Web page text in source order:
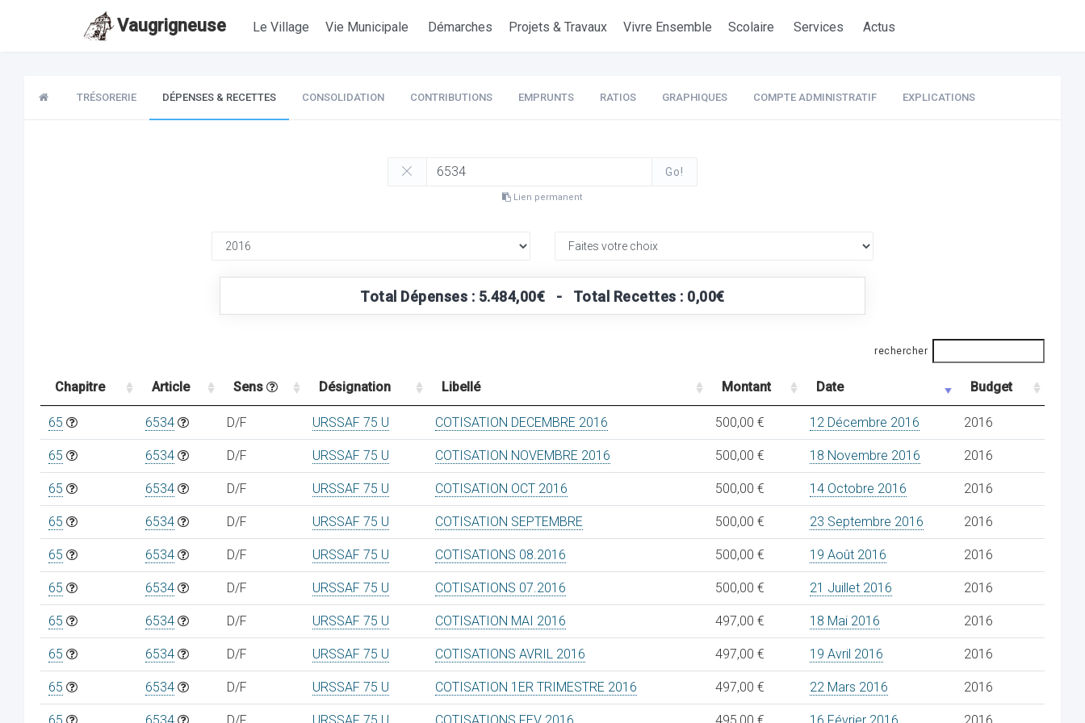
Vaugrigneuse Le Village Vie Municipale Démarches Projets & Travaux Vivre Ensemble Scolaire Services Actus
TRÉSORERIE DÉPENSES & RECETTES CONSOLIDATION CONTRIBUTIONS EMPRUNTS RATIOS GRAPHIQUES COMPTE ADMINISTRATIF EXPLICATIONS
Go!
Lien permanent
Total Dépenses : 5.484,00€ - Total Recettes : 0,00€
rechercher
Chapitre Article Sens Désignation Libellé Montant Date Budget
65 6534 D/F URSSAF 75 U COTISATION DECEMBRE 2016 500,00 € 12 Décembre 2016 2016
65 6534 D/F URSSAF 75 U COTISATION NOVEMBRE 2016 500,00 € 18 Novembre 2016 2016
65 6534 D/F URSSAF 75 U COTISATION OCT 2016 500,00 € 14 Octobre 2016 2016
65 6534 D/F URSSAF 75 U COTISATION SEPTEMBRE 500,00 € 23 Septembre 2016 2016
65 6534 D/F URSSAF 75 U COTISATIONS 08.2016 500,00 € 19 Août 2016 2016
65 6534 D/F URSSAF 75 U COTISATIONS 07.2016 500,00 € 21 Juillet 2016 2016
65 6534 D/F URSSAF 75 U COTISATION MAI 2016 497,00 € 18 Mai 2016 2016
65 6534 D/F URSSAF 75 U COTISATIONS AVRIL 2016 497,00 € 19 Avril 2016 2016
65 6534 D/F URSSAF 75 U COTISATION 1ER TRIMESTRE 2016 497,00 € 22 Mars 2016 2016